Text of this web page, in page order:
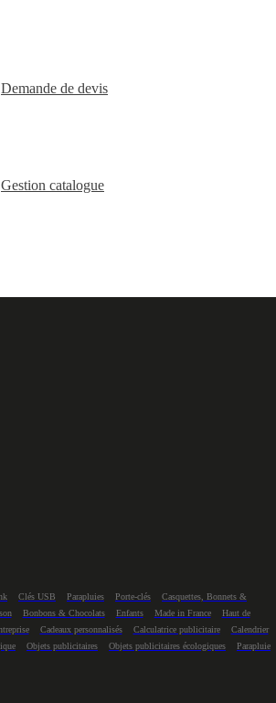
Demande de devis
Gestion catalogue
Clés USB Parapluies Porte-clés
Casquettes, Bonnets &
Bonbons & Chocolats Enfants Made in France
Haut de
Cadeaux personnalisés Calculatrice publicitaire
Calendrier
Objets publicitaires Objets publicitaires écologiques
Parapluie